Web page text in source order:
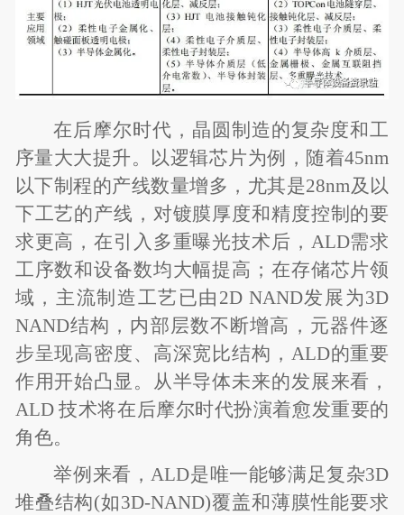
在后摩尔时代，晶圆制造的复杂度和工
序量大大提升。以逻辑芯片为例，随着45nm
以下制程的产线数量增多，尤其是28nm及以
下工艺的产线，对镀膜厚度和精度控制的要
求更高，在引入多重曝光技术后，ALD需求
工序数和设备数均大幅提高；在存储芯片领
域，主流制造工艺已由2D NAND发展为3D
NAND结构，内部层数不断增高，元器件逐
步呈现高密度、高深宽比结构，ALD的重要
作用开始凸显。从半导体未来的发展来看，
ALD 技术将在后摩尔时代扮演着愈发重要的
角色。
举例来看，ALD是唯一能够满足复杂3D
堆叠结构(如3D-NAND)覆盖和薄膜性能要求